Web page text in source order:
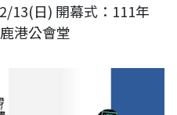
13(日) 開幕式：111年
港公會堂